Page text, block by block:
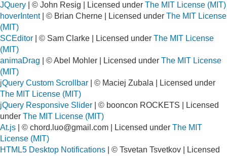
JQuery | © John Resig | Licensed under The MIT License (MIT)
hoverIntent| © Brian Cherne | Licensed under The MIT License
(MIT)
SCEditor | © Sam Clarke | Licensed under The MIT License
(MIT)
animaDrag | © Abel Mohler | Licensed under The MIT License
(MIT)
jQuery Custom Scrollbar | © Maciej Zubala | Licensed under
The MIT License (MIT)
jQuery Responsive Slider | © booncon ROCKETS | Licensed
under The MIT License (MIT)
At.js | © chord.luo@gmail.com | Licensed under The MIT
License (MIT)
HTML5 Desktop Notifications | © Tsvetan Tsvetkov | Licensed